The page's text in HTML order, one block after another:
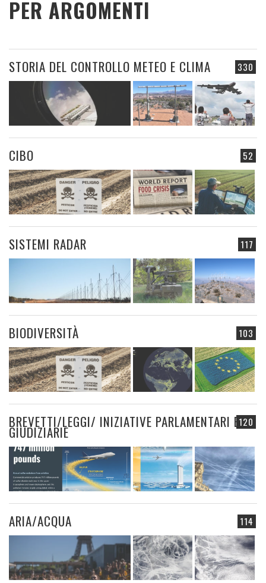
PER ARGOMENTI
330
STORIA DEL CONTROLLO METEO E CLIMA
52
CIBO
117
SISTEMI RADAR
103
BIODIVERSITÀ
120
BREVETTI/LEGGI/ INIZIATIVE PARLAMENTARI E
GIUDIZIARIE
114
ARIA/ACQUA